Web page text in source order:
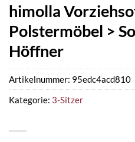
himolla
Polstermöbel >
Höffner
Artikelnummer: 95edc4acd810
Kategorie: 3-Sitzer